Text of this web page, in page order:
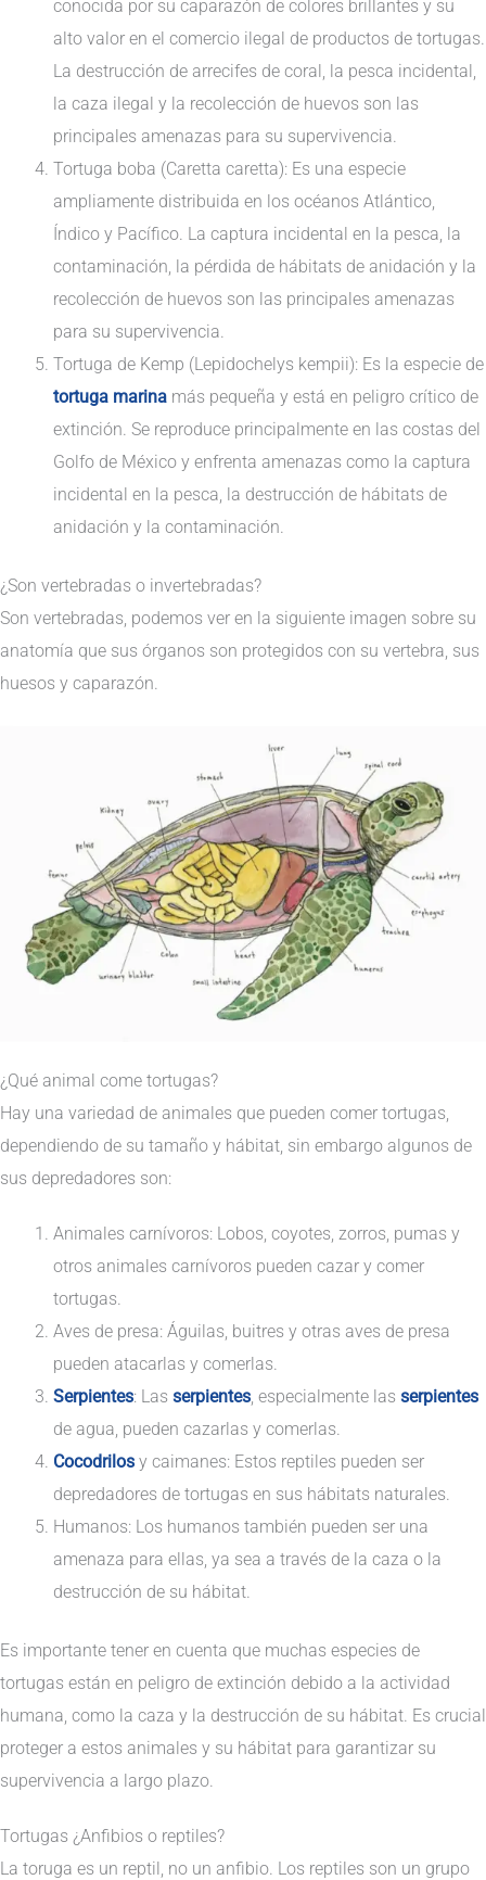
conocida por su caparazón de colores brillantes y su
alto valor en el comercio ilegal de productos de tortugas.
La destrucción de arrecifes de coral, la pesca incidental,
la caza ilegal y la recolección de huevos son las
principales amenazas para su supervivencia.
Tortuga boba (Caretta caretta): Es una especie
ampliamente distribuida en los océanos Atlántico,
Índico y Pacífico. La captura incidental en la pesca, la
contaminación, la pérdida de hábitats de anidación y la
recolección de huevos son las principales amenazas
para su supervivencia.
Tortuga de Kemp (Lepidochelys kempii): Es la especie de
tortuga marina más pequeña y está en peligro crítico de
extinción. Se reproduce principalmente en las costas del
Golfo de México y enfrenta amenazas como la captura
incidental en la pesca, la destrucción de hábitats de
anidación y la contaminación.
¿Son vertebradas o invertebradas?
Son vertebradas, podemos ver en la siguiente imagen sobre su
anatomía que sus órganos son protegidos con su vertebra, sus
huesos y caparazón.
¿Qué animal come tortugas?
Hay una variedad de animales que pueden comer tortugas,
dependiendo de su tamaño y hábitat, sin embargo algunos de
sus depredadores son:
Animales carnívoros: Lobos, coyotes, zorros, pumas y
otros animales carnívoros pueden cazar y comer
tortugas.
Aves de presa: Águilas, buitres y otras aves de presa
pueden atacarlas y comerlas.
Serpientes: Lasserpientes , especialmente lasserpientes
de agua, pueden cazarlas y comerlas.
Cocodrilos y caimanes: Estos reptiles pueden ser
depredadores de tortugas en sus hábitats naturales.
Humanos: Los humanos también pueden ser una
amenaza para ellas, ya sea a través de la caza o la
destrucción de su hábitat.
Es importante tener en cuenta que muchas especies de
tortugas están en peligro de extinción debido a la actividad
humana, como la caza y la destrucción de su hábitat. Es crucial
proteger a estos animales y su hábitat para garantizar su
supervivencia a largo plazo.
Tortugas ¿Anfibios o reptiles?
La toruga es un reptil, no un anfibio. Los reptiles son un grupo